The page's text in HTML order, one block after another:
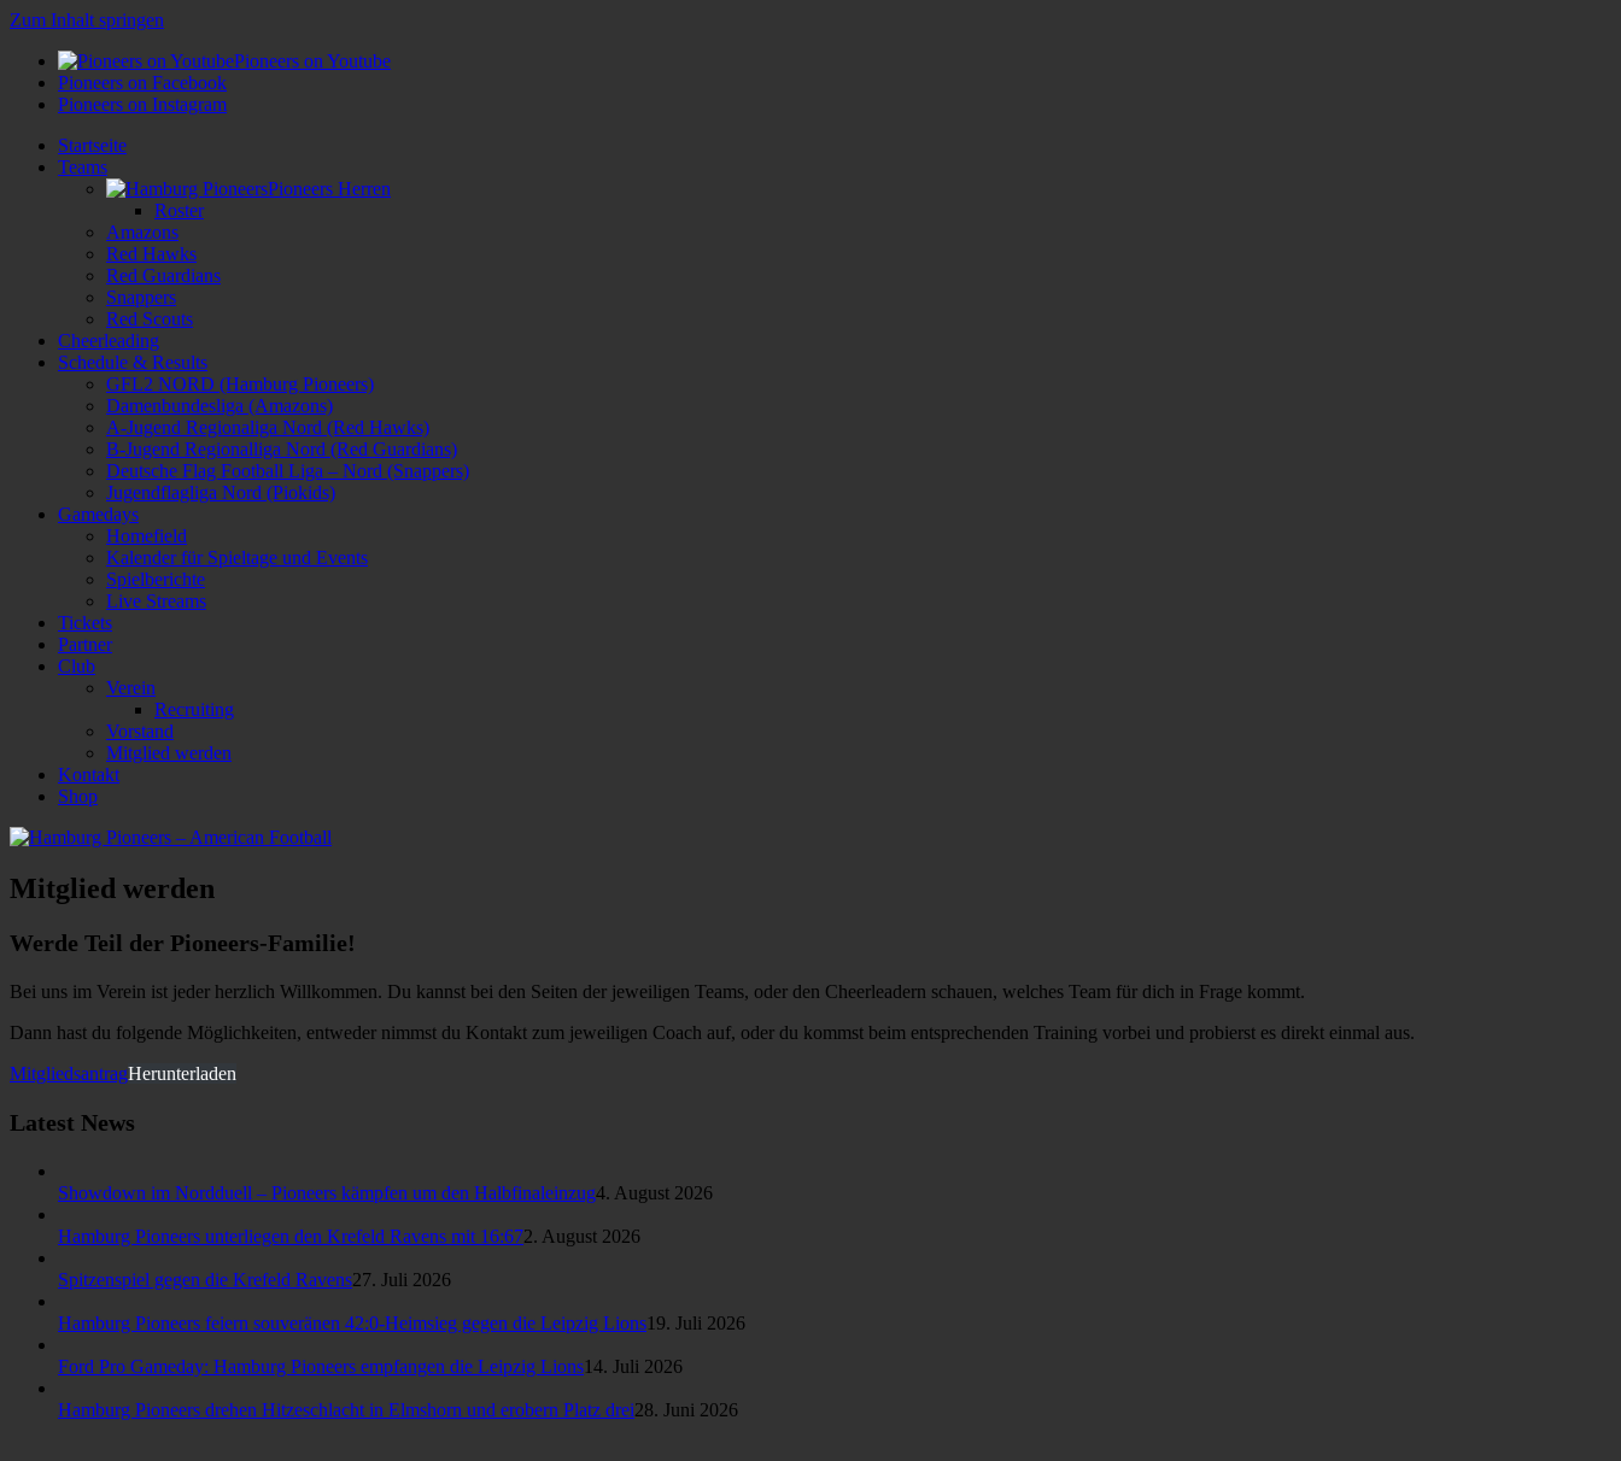
Zum Inhalt springen
Pioneers on Youtube
Pioneers on Facebook
Pioneers on Instagram
Startseite
Teams
Pioneers Herren
Roster
Amazons
Red Hawks
Red Guardians
Snappers
Red Scouts
Cheerleading
Schedule & Results
GFL2 NORD (Hamburg Pioneers)
Damenbundesliga (Amazons)
A-Jugend Regionaliga Nord (Red Hawks)
B-Jugend Regionalliga Nord (Red Guardians)
Deutsche Flag Football Liga – Nord (Snappers)
Jugendflagliga Nord (Piokids)
Gamedays
Homefield
Kalender für Spieltage und Events
Spielberichte
Live Streams
Tickets
Partner
Club
Verein
Recruiting
Vorstand
Mitglied werden
Kontakt
Shop
Mitglied werden
Werde Teil der Pioneers-Familie!
Bei uns im Verein ist jeder herzlich Willkommen. Du kannst bei den Seiten der jeweiligen Teams, oder den Cheerleadern schauen, welches Team für dich in Frage kommt.
Dann hast du folgende Möglichkeiten, entweder nimmst du Kontakt zum jeweiligen Coach auf, oder du kommst beim entsprechenden Training vorbei und probierst es direkt einmal aus.
MitgliedsantragHerunterladen
Latest News
Showdown im Nordduell – Pioneers kämpfen um den Halbfinaleinzug4. August 2026
Hamburg Pioneers unterliegen den Krefeld Ravens mit 16:672. August 2026
Spitzenspiel gegen die Krefeld Ravens27. Juli 2026
Hamburg Pioneers feiern souveränen 42:0-Heimsieg gegen die Leipzig Lions19. Juli 2026
Ford Pro Gameday: Hamburg Pioneers empfangen die Leipzig Lions14. Juli 2026
Hamburg Pioneers drehen Hitzeschlacht in Elmshorn und erobern Platz drei28. Juni 2026